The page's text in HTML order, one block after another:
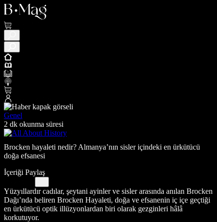
Genel
2 dk okunma süresi
Brocken hayaleti nedir? Almanya’nın sisler içindeki en ürkütücü
doğa efsanesi
İçeriği Paylaş
Yüzyıllardır cadılar, şeytani ayinler ve sisler arasında anılan Brocken
Dağı’nda beliren Brocken Hayaleti, doğa ve efsanenin iç içe geçtiği
en ürkütücü optik illüzyonlardan biri olarak gezginleri hâlâ
korkutuyor.